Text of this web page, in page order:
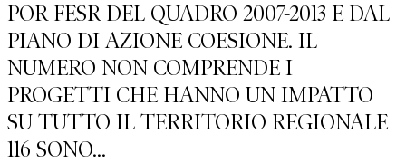
POR FESR DEL QUADRO 2007-2013 E DAL
PIANO DI AZIONE COESIONE. IL
NUMERO NON COMPRENDE I
PROGETTI CHE HANNO UN IMPATTO
SU TUTTO IL TERRITORIO REGIONALE
116 SONO...